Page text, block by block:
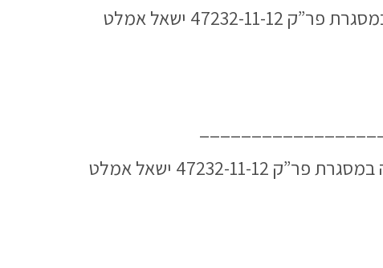
“בקשה למתן הוראות בעניין תשלום שכר טרחת ביניים לבעל התפקיד”, כפי שהוגשה במסגרת פר”ק 47232-11-12 ישאל אמלט
“בקשה למתן הוראות בעניין חלוקת דיבידנד ביניים שישי לנושי החברה” , כפי שהוגשה במסגרת פר”ק 47232-11-12 ישאל אמלט